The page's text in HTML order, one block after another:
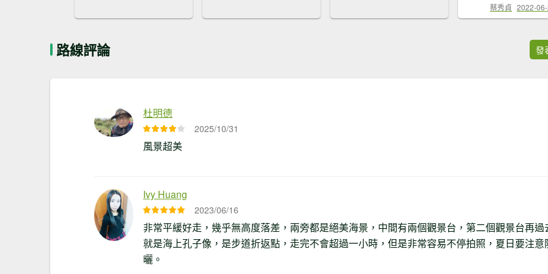
蔡秀貞 2022-
路線評論 發
杜明德
2025/10/31
風景超美
Ivy Huang
2023/06/16
非常平緩好走，幾乎無高度落差，兩旁都是絕美海景，中間有兩個觀景台，第二個觀景台再過
就是海上孔子像，是步道折返點，走完不會超過一小時，但是非常容易不停拍照，夏日要注意
曬。